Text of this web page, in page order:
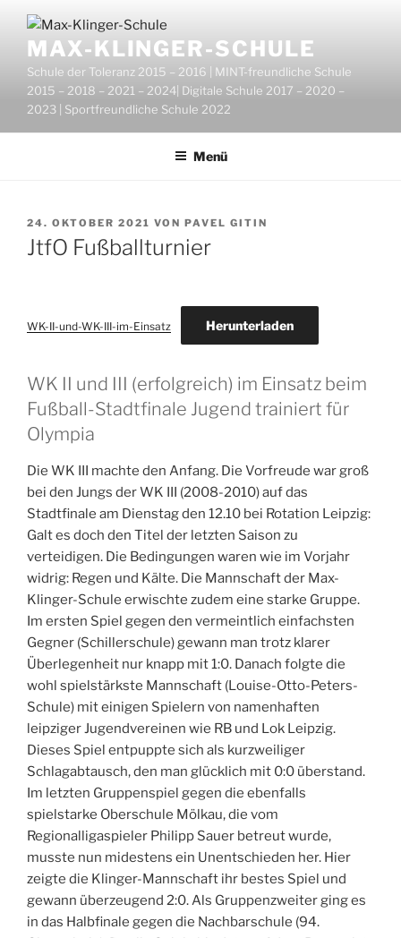
Inhalt
springenMAX-KLINGER-SCHULE
Schule der Toleranz 2015 – 2016 | MINT-freundliche Schule
2015 – 2018 – 2021 – 2024| Digitale Schule 2017 – 2020 –
2023 | Sportfreundliche Schule 2022
Menü
VERÖFFENTLICHT
AM
24. OKTOBER 2021 VON PAVEL GITIN
JtfO Fußballturnier
WK-II-und-WK-III-im-Einsatz Herunterladen
WK II und III (erfolgreich) im Einsatz beim
Fußball-Stadtfinale Jugend trainiert für
Olympia
Die WK III machte den Anfang. Die Vorfreude war groß
bei den Jungs der WK III (2008-2010) auf das
Stadtfinale am Dienstag den 12.10 bei Rotation Leipzig:
Galt es doch den Titel der letzten Saison zu
verteidigen. Die Bedingungen waren wie im Vorjahr
widrig: Regen und Kälte. Die Mannschaft der Max-
Klinger-Schule erwischte zudem eine starke Gruppe.
Im ersten Spiel gegen den vermeintlich einfachsten
Gegner (Schillerschule) gewann man trotz klarer
Überlegenheit nur knapp mit 1:0. Danach folgte die
wohl spielstärkste Mannschaft (Louise-Otto-Peters-
Schule) mit einigen Spielern von namenhaften
leipziger Jugendvereinen wie RB und Lok Leipzig.
Dieses Spiel entpuppte sich als kurzweiliger
Schlagabtausch, den man glücklich mit 0:0 überstand.
Im letzten Gruppenspiel gegen die ebenfalls
spielstarke Oberschule Mölkau, die vom
Regionalligaspieler Philipp Sauer betreut wurde,
musste nun midestens ein Unentschieden her. Hier
zeigte die Klinger-Mannschaft ihr bestes Spiel und
gewann überzeugend 2:0. Als Gruppenzweiter ging es
in das Halbfinale gegen die Nachbarschule (94.